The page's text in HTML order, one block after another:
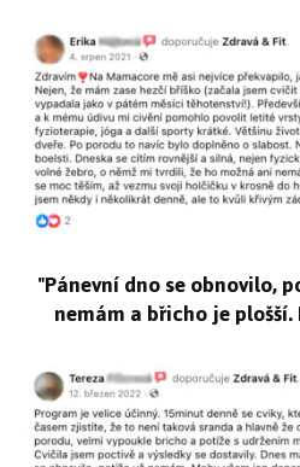
"Pánevní dno se obnovilo,
nemám a břicho je